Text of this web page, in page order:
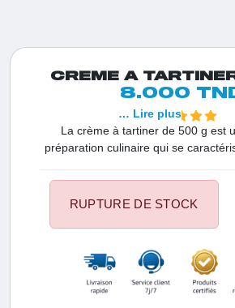
CREME A
8.000
La crème à tartiner de 500 g est
préparation culinaire qui se
idéale pour être étalée sur du pain,
crêpes ou d'autres collations. Elle se
offrant une expérience gustative
peut varier selon les marques et les
elle est généralement conçue
amateurs de
… Lire plus
RUPTURE DE STOCK